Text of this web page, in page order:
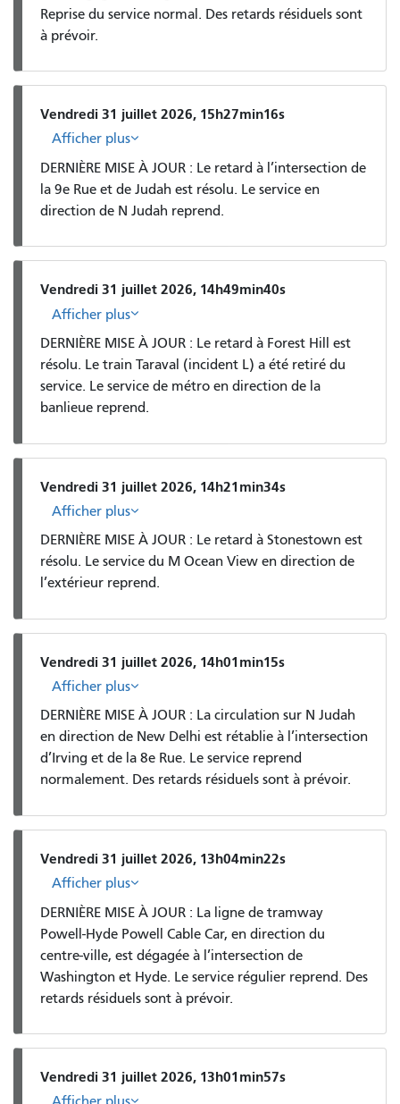
Reprise du service normal. Des retards résiduels sont
à prévoir.
Vendredi 31 juillet 2026, 15h27min16s
Afficher plus
DERNIÈRE MISE À JOUR : Le retard à l’intersection de
la 9e Rue et de Judah est résolu. Le service en
direction de N Judah reprend.
Vendredi 31 juillet 2026, 14h49min40s
Afficher plus
DERNIÈRE MISE À JOUR : Le retard à Forest Hill est
résolu. Le train Taraval (incident L) a été retiré du
service. Le service de métro en direction de la
banlieue reprend.
Vendredi 31 juillet 2026, 14h21min34s
Afficher plus
DERNIÈRE MISE À JOUR : Le retard à Stonestown est
résolu. Le service du M Ocean View en direction de
l’extérieur reprend.
Vendredi 31 juillet 2026, 14h01min15s
Afficher plus
DERNIÈRE MISE À JOUR : La circulation sur N Judah
en direction de New Delhi est rétablie à l’intersection
d’Irving et de la 8e Rue. Le service reprend
normalement. Des retards résiduels sont à prévoir.
Vendredi 31 juillet 2026, 13h04min22s
Afficher plus
DERNIÈRE MISE À JOUR : La ligne de tramway
Powell-Hyde Powell Cable Car, en direction du
centre-ville, est dégagée à l’intersection de
Washington et Hyde. Le service régulier reprend. Des
retards résiduels sont à prévoir.
Vendredi 31 juillet 2026, 13h01min57s